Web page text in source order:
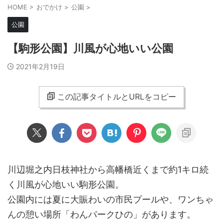
HOME > おでかけ > 公園 >
公園
【駒形公園】川風が心地いい公園
2021年2月19日
この記事タイトルとURLをコピー
川辺堀之内日枝神社から高幡橋近くまで約1キロ続
く川風が心地いい駒形公園。
公園内には夏に大賑わいの市民プールや、ワンちゃ
んの憩い場所「わんパークひの」があります。